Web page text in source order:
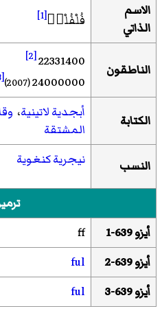
الاسم
الذاتي
فُلْفُلْدٜ[1]
الناطقون 22331400
[2]
24000000
(2007)
[3]
الكتابة أبجدية لاتينية،
المشتقة
النسب نيجرية كنغوية
أيزو 639-1
ff
أيزو 639-2
ful
أيزو 639-3
ful